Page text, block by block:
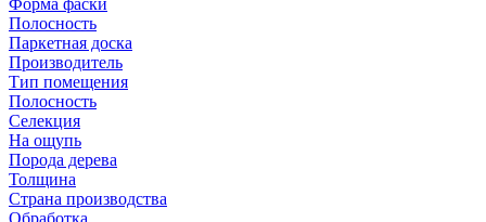
Форма фаски
Полосность
Паркетная доска
Производитель
Тип помещения
Полосность
Селекция
На ощупь
Порода дерева
Толщина
Страна производства
Обработка